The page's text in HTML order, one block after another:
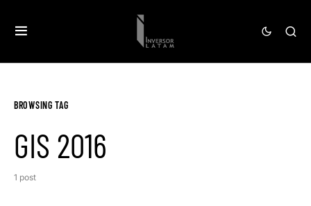
BROWSING TAG
GIS 2016
1 post